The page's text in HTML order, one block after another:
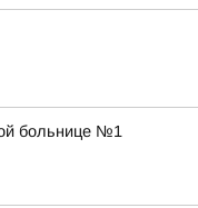
больнице №1